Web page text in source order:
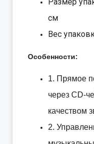
см
Вес
Особенности:
1. Прямое
через CD-
качеством
2.